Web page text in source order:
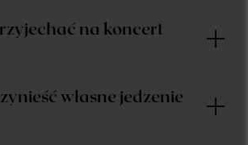
na koncert
własne jedzenie